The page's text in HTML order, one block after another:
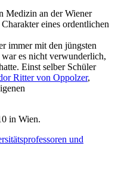
Medizin an der Wiener
eines ordentlichen
immer mit den jüngsten
war es nicht verwunderlich,
Einst selber Schüler
Ritter von Oppolzer,
in Wien.
und